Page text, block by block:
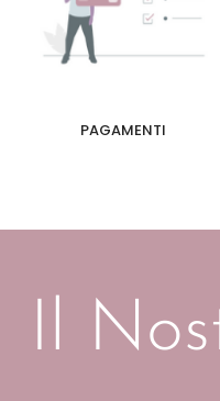
PAGAMENTI
Il